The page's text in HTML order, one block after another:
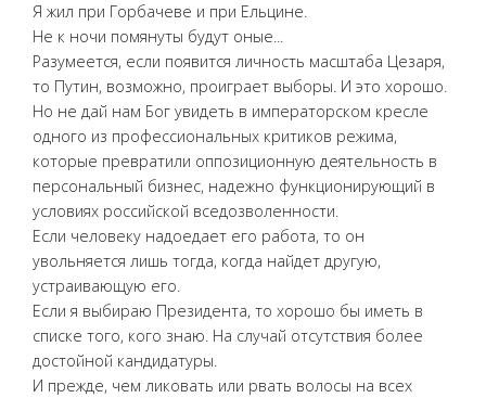
Я жил при Горбачеве и при Ельцине.
Не к ночи помянуты будут оные...
Разумеется, если появится личность масштаба Цезаря,
то Путин, возможно, проиграет выборы. И это хорошо.
Но не дай нам Бог увидеть в императорском кресле
одного из профессиональных критиков режима,
которые превратили оппозиционную деятельность в
персональный бизнес, надежно функционирующий в
условиях российской вседозволенности.
Если человеку надоедает его работа, то он
увольняется лишь тогда, когда найдет другую,
устраивающую его.
Если я выбираю Президента, то хорошо бы иметь в
списке того, кого знаю. На случай отсутствия более
достойной кандидатуры.
И прежде, чем ликовать или рвать волосы на всех